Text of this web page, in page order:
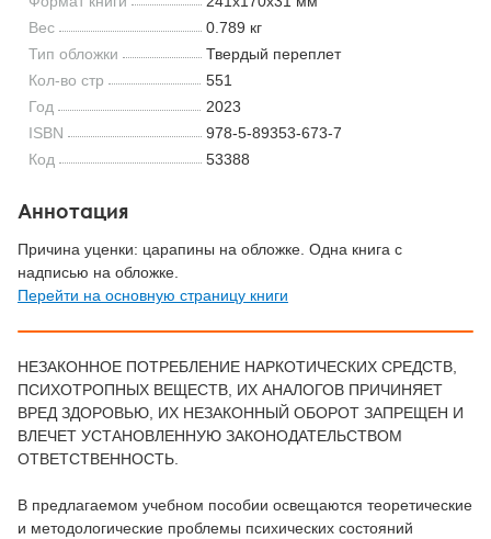
Вес
0.789 кг
Тип обложки
Твердый переплет
Кол-во стр
551
Год
2023
ISBN
978-5-89353-673-7
Код
53388
Аннотация
Причина уценки: царапины на обложке. Одна книга с
надписью на обложке.
Перейти на основную страницу книги
НЕЗАКОННОЕ ПОТРЕБЛЕНИЕ НАРКОТИЧЕСКИХ СРЕДСТВ,
ПСИХОТРОПНЫХ ВЕЩЕСТВ, ИХ АНАЛОГОВ ПРИЧИНЯЕТ
ВРЕД ЗДОРОВЬЮ, ИХ НЕЗАКОННЫЙ ОБОРОТ ЗАПРЕЩЕН И
ВЛЕЧЕТ УСТАНОВЛЕННУЮ ЗАКОНОДАТЕЛЬСТВОМ
ОТВЕТСТВЕННОСТЬ.
В предлагаемом учебном пособии освещаются теоретические
и методологические проблемы психических состояний